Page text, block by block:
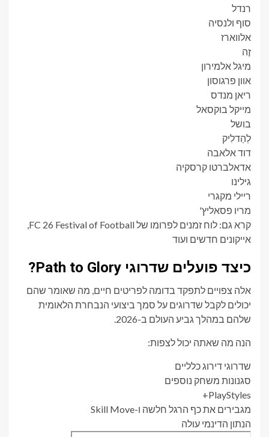
רנדל
סוף ולנסיה
אלווארז
זֶה
מיגל אלמירון
אוון פרגוסון
ריאן מנדס
מייקל בוקסאל
בושל
לְהַדלִיק
דוד אלאבה
אדאלברטו קרסקיה
גילינו
ריילי מקגרי
מריו פסאליץ'
קרא גם: לוח זמנים לפרומו של FC 26 Festival of Football,
אייקונים חדשים ועוד
כיצד פועלים שדרוגי Path to Glory?
אלה צפויים לתפקד בדומה לפריטים חיים, מה שאומר שהם
יכולים לקבל שדרוגים על סמך ביצועי הנבחרת הלאומית
שלהם במהלך גביע העולם ב-2026.
הנה מה שאתה יכול לצפות:
שדרוגי דירוג כלליים
סגנונות משחק נוספים
PlayStyles+
מגבירים את כף הרגל חלשה ו-Skill Move
הנתון הדינמי עולה